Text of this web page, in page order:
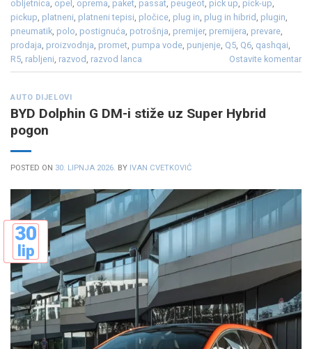
obljetnica opel oprema paket passat peugeot pick up pick-up
pickup platneni platneni tepisi pločice plug in plug in hibrid plugin
pneumatik polo postignuća potrošnja premijer, premijera prevare
prodaja proizvodnja promet pumpa vode punjenje Q5 Q6 qashqai
R5 rabljeni razvod razvod lanca Ostavite komentar
AUTO DIJELOVI
BYD Dolphin G DM-i stiže uz Super Hybrid
pogon
POSTED ON 30. LIPNJA 2026. BY IVAN CVETKOVIĆ
30
lip